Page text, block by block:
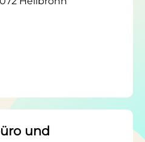
und